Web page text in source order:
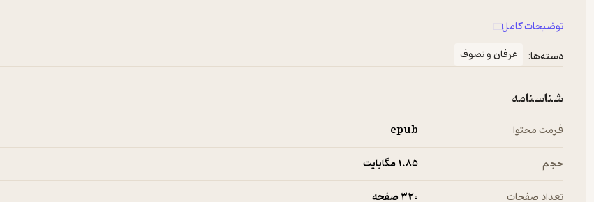
فی سبب التّسمیة، فنقول: انّ من الخواطر ما یعرض من جهه المزاج ممّیلا لی مایوافق، فهذا اذا تمکّن سُمی شهوه، و ضدّه نقره، و منه مایعرض
شوقاً. و منه ما یعرض بتثبّت حکم، أو شیء علی ما هو علیه. فاذا تمکّن سمی علماً. و ان کان متردّدا سمّی شکّاً، فان عرض بذکر مالا حقیقه له
توضیحات کامل
دسته‌ها:
عرفان و تصوف
شناسنامه
فرمت محتوا epub
حجم 1.۸۵ مگابایت
تعداد صفحات 320 صفحه